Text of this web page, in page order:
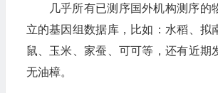
几乎所有已测序国外机构测序的
立的基因组数据库，比如：水稻、拟
鼠、玉米、家蚕、可可等，还有近期
无油樟。